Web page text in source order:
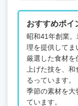
おすすめポイ
昭和41年創業
理を提供してま
厳選した食材を
上げた技を、
るっています。
季節の素材を大
ています。